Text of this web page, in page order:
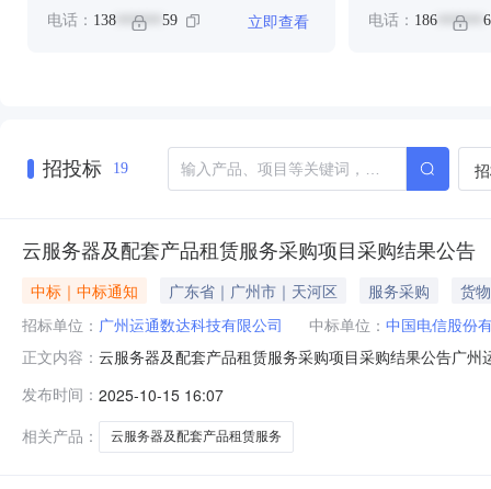
电话： 138 ****** 59 立即查看 电话： 186******
招投标 19
云服务器及配套产品租赁服务采购项目采购结果公告
中标｜中标通知 广东省｜广州市｜天河区 服务采购
货物
招标单位： 广州运通数达科技有限公司 中标单位： 中国电信股份
正文内容： 云服务器及配套产品租赁服务采购项目采购结果公告广
分期付款质量要求或服务标准:详见用户需求书五、邀请
发布时间： 2025-10-15 16:07
相关产品：
云服务器及配套产品租赁服务